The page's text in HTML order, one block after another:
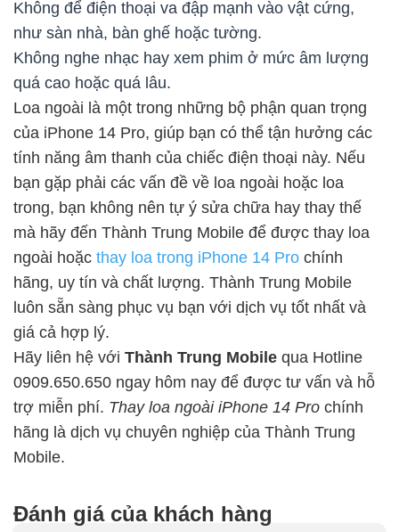
Không để điện thoại va đập mạnh vào vật cứng,
như sàn nhà, bàn ghế hoặc tường.
Không nghe nhạc hay xem phim ở mức âm lượng
quá cao hoặc quá lâu.
Loa ngoài là một trong những bộ phận quan trọng
của iPhone 14 Pro, giúp bạn có thể tận hưởng các
tính năng âm thanh của chiếc điện thoại này. Nếu
bạn gặp phải các vấn đề về loa ngoài hoặc loa
trong, bạn không nên tự ý sửa chữa hay thay thế
mà hãy đến Thành Trung Mobile để được thay loa
ngoài hoặc thay loa trong iPhone 14 Pro chính
hãng, uy tín và chất lượng. Thành Trung Mobile
luôn sẵn sàng phục vụ bạn với dịch vụ tốt nhất và
giá cả hợp lý.
Hãy liên hệ với Thành Trung Mobile qua Hotline
0909.650.650 ngay hôm nay để được tư vấn và hỗ
trợ miễn phí. Thay loa ngoài iPhone 14 Pro chính
hãng là dịch vụ chuyên nghiệp của Thành Trung
Mobile.
Đánh giá của khách hàng